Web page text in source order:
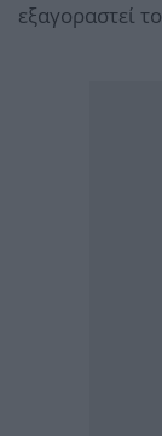
εξαγοραστεί